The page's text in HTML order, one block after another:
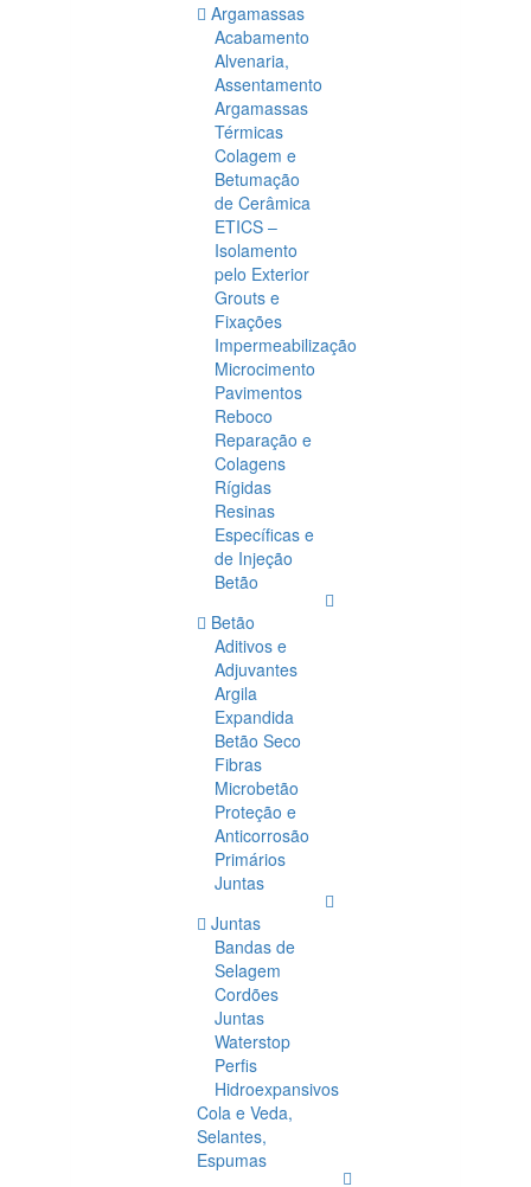
Argamassas
Acabamento
Alvenaria,
Assentamento
Argamassas
Térmicas
Colagem e
Betumação
de Cerâmica
ETICS –
Isolamento
pelo Exterior
Grouts e
Fixações
Impermeabilização
Microcimento
Pavimentos
Reboco
Reparação e
Colagens
Rígidas
Resinas
Específicas e
de Injeção
Betão
Betão
Aditivos e
Adjuvantes
Argila
Expandida
Betão Seco
Fibras
Microbetão
Proteção e
Anticorrosão
Primários
Juntas
Juntas
Bandas de
Selagem
Cordões
Juntas
Waterstop
Perfis
Hidroexpansivos
Cola e Veda,
Selantes,
Espumas